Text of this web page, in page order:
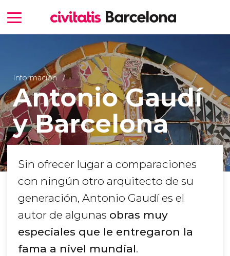
Información
Antonio Gaudí
y Barcelona
Sin ofrecer lugar a comparaciones
con ningún otro arquitecto de su
generación, Antonio Gaudí es el
autor de algunas obras muy
especiales que le entregaron la
fama a nivel mundial.